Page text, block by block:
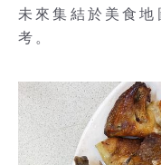
未來集結於美食
考。